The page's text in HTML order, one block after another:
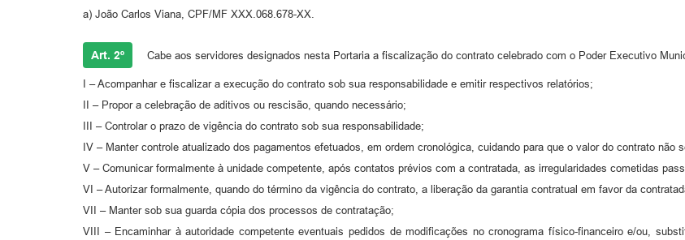
a) João Carlos Viana, CPF/MF XXX.068.678-XX.
Art. 2º Cabe aos servidores designados nesta Portaria a fiscalização do contrato celebrado com o Poder Executivo
I – Acompanhar e fiscalizar a execução do contrato sob sua responsabilidade e emitir respectivos relatórios;
II – Propor a celebração de aditivos ou rescisão, quando necessário;
III – Controlar o prazo de vigência do contrato sob sua responsabilidade;
IV – Manter controle atualizado dos pagamentos efetuados, em ordem cronológica, cuidando para que o valor do contrato não
V – Comunicar formalmente à unidade competente, após contatos prévios com a contratada, as irregularidades cometidas
VI – Autorizar formalmente, quando do término da vigência do contrato, a liberação da garantia contratual em favor da
VII – Manter sob sua guarda cópia dos processos de contratação;
VIII – Encaminhar à autoridade competente eventuais pedidos de modificações no cronograma físico-financeiro e/ou,